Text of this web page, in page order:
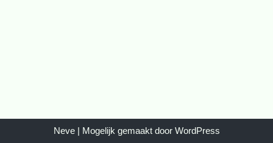
Neve| Mogelijk gemaakt door WordPress